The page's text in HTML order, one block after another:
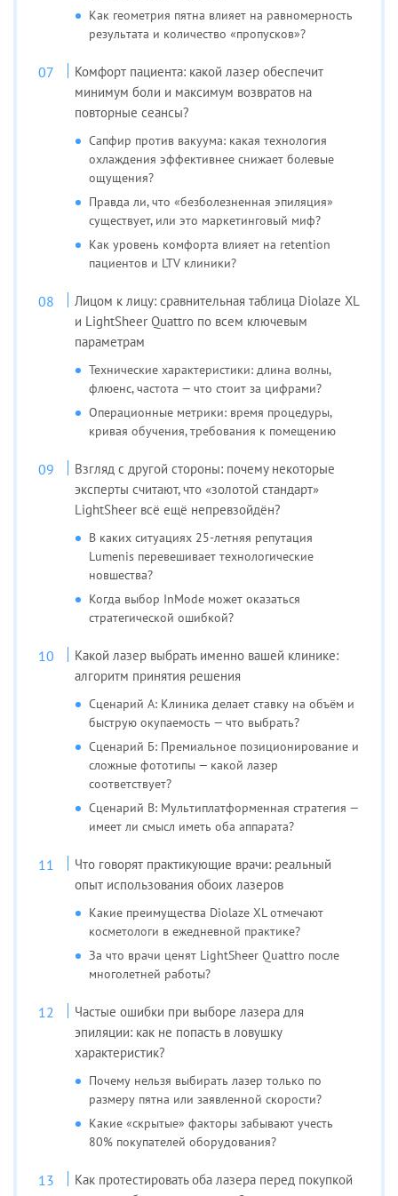
Как геометрия пятна влияет на равномерность
результата и количество «пропусков»?
Комфорт пациента: какой лазер обеспечит
минимум боли и максимум возвратов на
повторные сеансы?
Сапфир против вакуума: какая технология
охлаждения эффективнее снижает болевые
ощущения?
Правда ли, что «безболезненная эпиляция»
существует, или это маркетинговый миф?
Как уровень комфорта влияет на retention
пациентов и LTV клиники?
Лицом к лицу: сравнительная таблица Diolaze XL
и LightSheer Quattro по всем ключевым
параметрам
Технические характеристики: длина волны,
флюенс, частота — что стоит за цифрами?
Операционные метрики: время процедуры,
кривая обучения, требования к помещению
Взгляд с другой стороны: почему некоторые
эксперты считают, что «золотой стандарт»
LightSheer всё ещё непревзойдён?
В каких ситуациях 25-летняя репутация
Lumenis перевешивает технологические
новшества?
Когда выбор InMode может оказаться
стратегической ошибкой?
Какой лазер выбрать именно вашей клинике:
алгоритм принятия решения
Сценарий А: Клиника делает ставку на объём и
быструю окупаемость — что выбрать?
Сценарий Б: Премиальное позиционирование и
сложные фототипы — какой лазер
соответствует?
Сценарий В: Мультиплатформенная стратегия —
имеет ли смысл иметь оба аппарата?
Что говорят практикующие врачи: реальный
опыт использования обоих лазеров
Какие преимущества Diolaze XL отмечают
косметологи в ежедневной практике?
За что врачи ценят LightSheer Quattro после
многолетней работы?
Частые ошибки при выборе лазера для
эпиляции: как не попасть в ловушку
характеристик?
Почему нельзя выбирать лазер только по
размеру пятна или заявленной скорости?
Какие «скрытые» факторы забывают учесть
80% покупателей оборудования?
Как протестировать оба лазера перед покупкой